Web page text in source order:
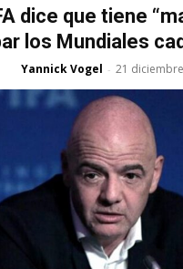
dice que tiene
los Mundiales
Yannick Vogel - 21